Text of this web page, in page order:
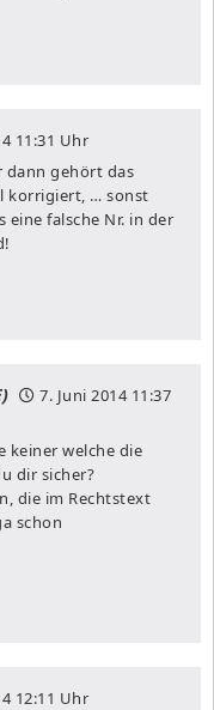
11:31 Uhr
dann gehört das
korrigiert, … sonst
eine falsche Nr. in der
7. Juni 201411:37
keiner welche die
dir sicher?
die im Rechtstext
schon
12:11 Uhr